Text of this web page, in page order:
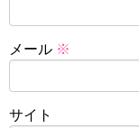
メール ※
サイト